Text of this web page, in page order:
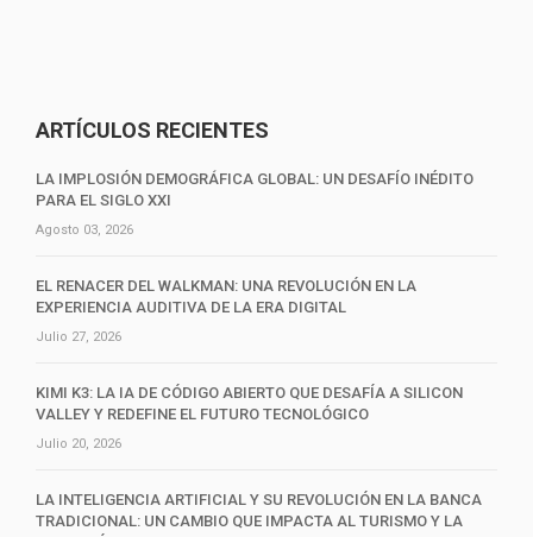
ARTÍCULOS RECIENTES
LA IMPLOSIÓN DEMOGRÁFICA GLOBAL: UN DESAFÍO INÉDITO
PARA EL SIGLO XXI
Agosto 03, 2026
EL RENACER DEL WALKMAN: UNA REVOLUCIÓN EN LA
EXPERIENCIA AUDITIVA DE LA ERA DIGITAL
Julio 27, 2026
KIMI K3: LA IA DE CÓDIGO ABIERTO QUE DESAFÍA A SILICON
VALLEY Y REDEFINE EL FUTURO TECNOLÓGICO
Julio 20, 2026
LA INTELIGENCIA ARTIFICIAL Y SU REVOLUCIÓN EN LA BANCA
TRADICIONAL: UN CAMBIO QUE IMPACTA AL TURISMO Y LA